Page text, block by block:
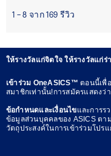
ให้รางวัลแก่จิตใจ ให้รางวัลแก่
เข้าร่วม OneASICS™ตอนนี้เพื่
สมาชิกเท่านั้น!การสมัครแสดงว่
ข้อกำหนดและเงื่อนไขและการร
ข้อมูลส่วนบุคคลของ ASICS ตาม
วัตถุประสงค์ในการเข้าร่วมโปร